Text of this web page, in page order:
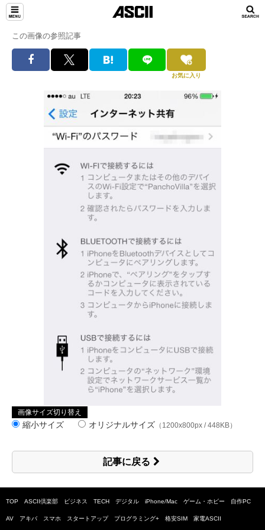
この画像の参照記事
お気に入り
画像サイズ切り替え
縮小サイズ オリジナルサイズ （1200x800px / 448KB）
記事に戻る
TOP ASCII倶楽部 ビジネス TECH デジタル iPhone/Mac ゲーム・ホビー 自作PC
AV アキバ スマホ スタートアップ プログラミング+ 格安SIM 家電ASCII